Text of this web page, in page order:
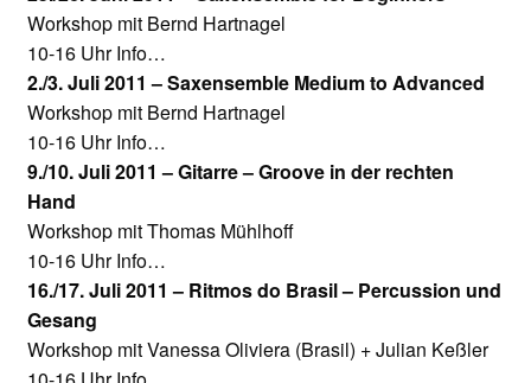
Workshop mit Bernd Hartnagel
10-16 Uhr Info…
2./3. Juli 2011 – Saxensemble Medium to Advanced
Workshop mit Bernd Hartnagel
10-16 Uhr Info…
9./10. Juli 2011 – Gitarre – Groove in der rechten
Hand
Workshop mit Thomas Mühlhoff
10-16 Uhr Info…
16./17. Juli 2011 – Ritmos do Brasil – Percussion und
Gesang
Workshop mit Vanessa Oliviera (Brasil) + Julian Keßler